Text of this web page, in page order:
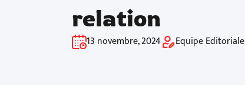
relation
13 novembre, 2024 Equipe Editoriale